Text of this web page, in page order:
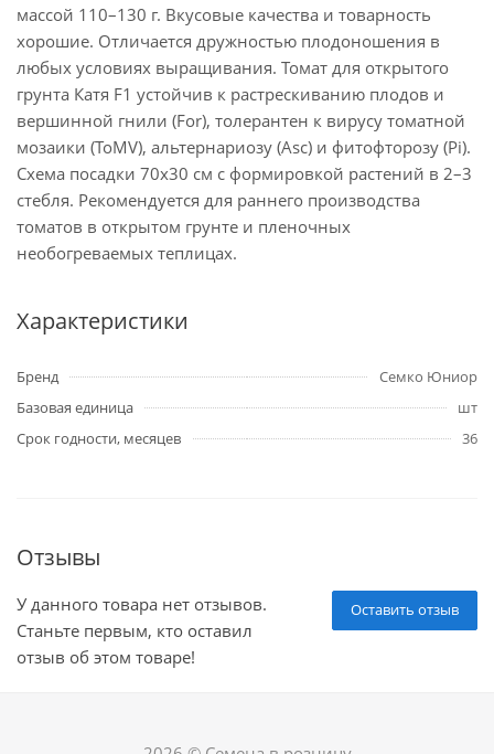
массой 110–130 г. Вкусовые качества и товарность
хорошие. Отличается дружностью плодоношения в
любых условиях выращивания. Томат для открытого
грунта Катя F1 устойчив к растрескиванию плодов и
вершинной гнили (For), толерантен к вирусу томатной
мозаики (ToMV), альтернариозу (Asc) и фитофторозу (Pi).
Схема посадки 70х30 см с формировкой растений в 2–3
стебля. Рекомендуется для раннего производства
томатов в открытом грунте и пленочных
необогреваемых теплицах.
Характеристики
Бренд
Семко Юниор
Базовая единица
шт
Срок годности, месяцев
36
Отзывы
Оставить отзыв
У данного товара нет отзывов.
Станьте первым, кто оставил
отзыв об этом товаре!